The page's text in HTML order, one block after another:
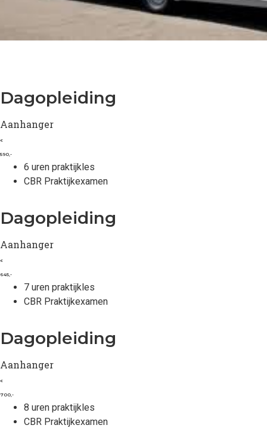
Dagopleiding
Aanhanger
€
590,-
6 uren praktijkles
CBR Praktijkexamen
Dagopleiding
Aanhanger
€
645,-
7 uren praktijkles
CBR Praktijkexamen
Dagopleiding
Aanhanger
€
700,-
8 uren praktijkles
CBR Praktijkexamen